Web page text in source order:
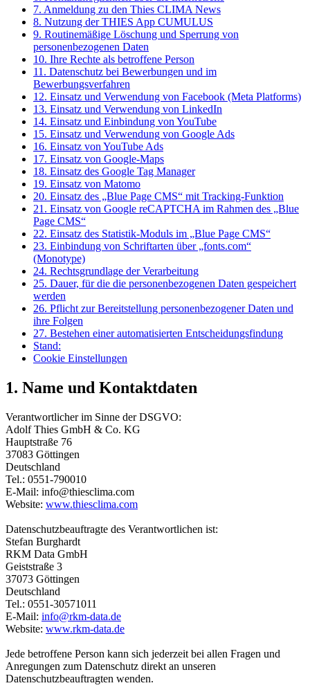
7. Anmeldung zu den Thies CLIMA News
8. Nutzung der THIES App CUMULUS
9. Routinemäßige Löschung und Sperrung von
personenbezogenen Daten
10. Ihre Rechte als betroffene Person
11. Datenschutz bei Bewerbungen und im
Bewerbungsverfahren
12. Einsatz und Verwendung von Facebook (Meta Platforms)
13. Einsatz und Verwendung von LinkedIn
14. Einsatz und Einbindung von YouTube
15. Einsatz und Verwendung von Google Ads
16. Einsatz von YouTube Ads
17. Einsatz von Google-Maps
18. Einsatz des Google Tag Manager
19. Einsatz von Matomo
20. Einsatz des „Blue Page CMS“ mit Tracking-Funktion
21. Einsatz von Google reCAPTCHA im Rahmen des „Blue
Page CMS“
22. Einsatz des Statistik-Moduls im „Blue Page CMS“
23. Einbindung von Schriftarten über „fonts.com“
(Monotype)
24. Rechtsgrundlage der Verarbeitung
25. Dauer, für die die personenbezogenen Daten gespeichert
werden
26. Pflicht zur Bereitstellung personenbezogener Daten und
ihre Folgen
27. Bestehen einer automatisierten Entscheidungsfindung
Stand:
Cookie Einstellungen
1. Name und Kontaktdaten
Verantwortlicher im Sinne der DSGVO:
Adolf Thies GmbH & Co. KG
Hauptstraße 76
37083 Göttingen
Deutschland
Tel.: 0551-790010
E-Mail: info@thiesclima.com
Website: www.thiesclima.com
Datenschutzbeauftragte des Verantwortlichen ist:
Stefan Burghardt
RKM Data GmbH
Geiststraße 3
37073 Göttingen
Deutschland
Tel.: 0551-30571011
E-Mail: info@rkm-data.de
Website: www.rkm-data.de
Jede betroffene Person kann sich jederzeit bei allen Fragen und
Anregungen zum Datenschutz direkt an unseren
Datenschutzbeauftragten wenden.